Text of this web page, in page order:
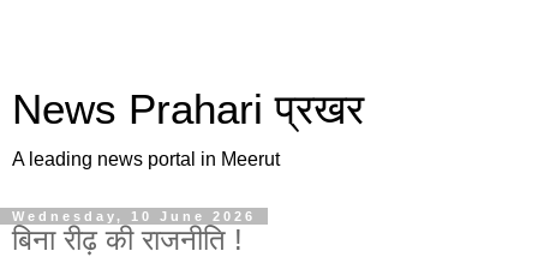
News Prahari प्रखर
A leading news portal in Meerut
Wednesday, 10 June 2026
बिना रीढ़ की राजनीति !